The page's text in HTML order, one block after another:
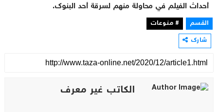
أحداث الفيلم في محاولة منهم لسرقة أحد البنوك.
القسم
# منوعات
شارك
الكاتب غير معرف